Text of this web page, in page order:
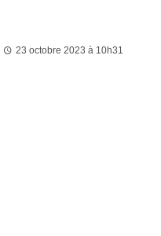
23 octobre 2023 à 10h31